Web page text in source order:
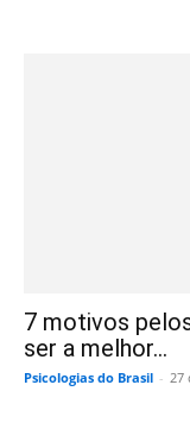
7 motivos
ser a melhor...
Psicologias do Brasil - 27